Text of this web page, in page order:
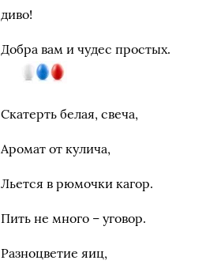
диво!
Добра вам и чудес простых.
Скатерть белая, свеча,
Аромат от кулича,
Льется в рюмочки кагор.
Пить не много – уговор.
Разноцветие яиц,